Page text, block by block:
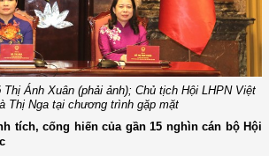
Ánh Xuân (phải ảnh); Chủ tịch Hội LHPN Việt
Thị Nga tại chương trình gặp mặt
tích, cống hiến của gần 15 nghìn cán bộ Hội